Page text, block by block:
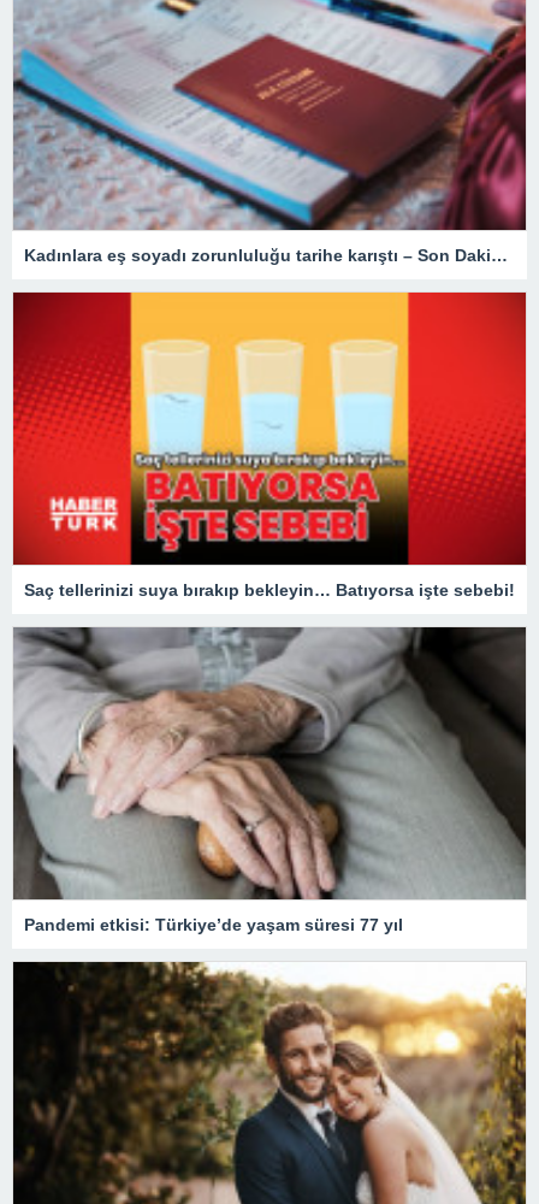
Kadınlara eş soyadı zorunluluğu tarihe karıştı – Son Dakika Türkiye Haberleri
Saç tellerinizi suya bırakıp bekleyin… Batıyorsa işte sebebi!
Pandemi etkisi: Türkiye’de yaşam süresi 77 yıl